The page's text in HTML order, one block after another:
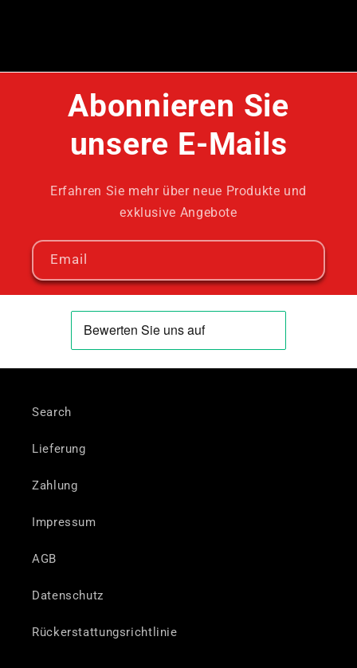
Abonnieren Sie
unsere E-Mails
Erfahren Sie mehr über neue Produkte und
exklusive Angebote
Email
Search
Lieferung
Zahlung
Impressum
AGB
Datenschutz
Rückerstattungsrichtlinie